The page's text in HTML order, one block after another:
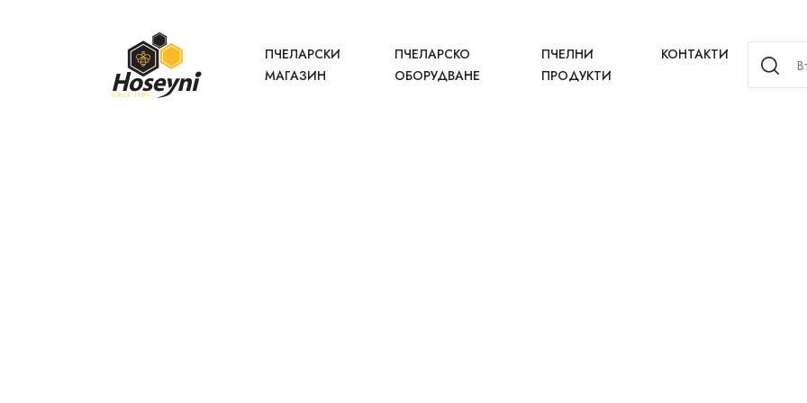
ПЧЕЛАРСКИ
МАГАЗИН
ПЧЕЛАРСКО
ОБОРУДВАНЕ
ПЧЕЛНИ
ПРОДУКТИ
КОНТАКТИ